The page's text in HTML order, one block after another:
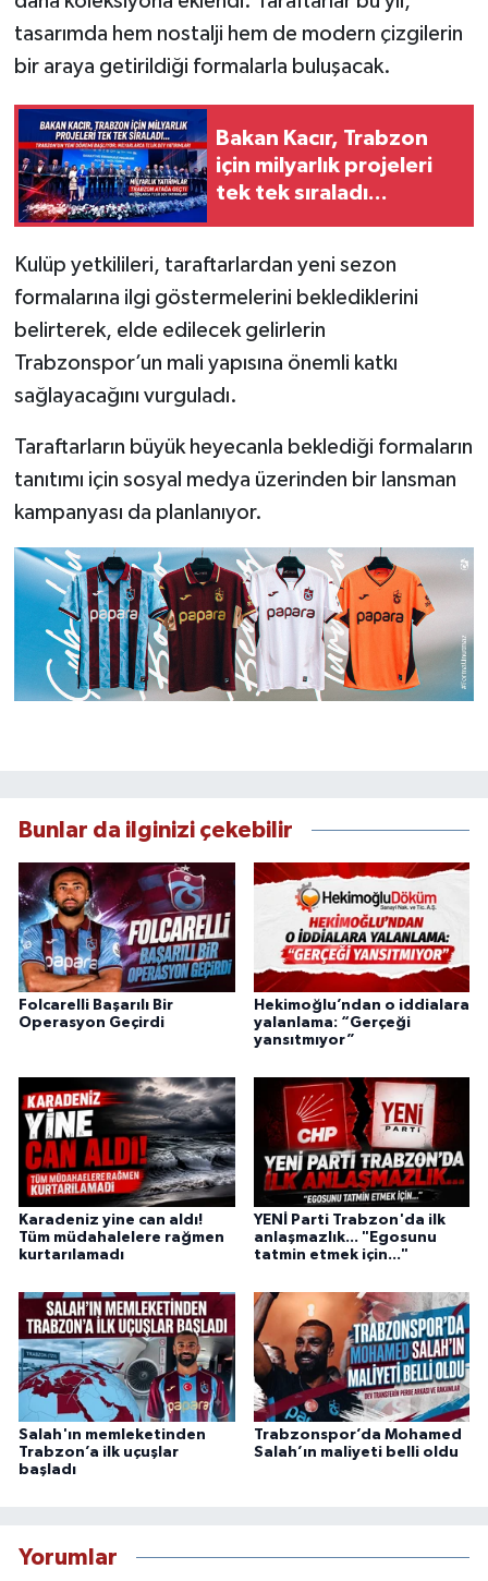
tasarımda hem nostalji hem de modern çizgilerin
bir araya getirildiği formalarla buluşacak.
Bakan Kacır, Trabzon
için milyarlık projeleri
tek tek sıraladı...
Kulüp yetkilileri, taraftarlardan yeni sezon
formalarına ilgi göstermelerini beklediklerini
belirterek, elde edilecek gelirlerin
Trabzonspor’un mali yapısına önemli katkı
sağlayacağını vurguladı.
Taraftarların büyük heyecanla beklediği formaların
tanıtımı için sosyal medya üzerinden bir lansman
kampanyası da planlanıyor.
Bunlar da ilginizi çekebilir
Folcarelli Başarılı Bir
Operasyon Geçirdi
Hekimoğlu’ndan o iddialara
yalanlama: “Gerçeği
yansıtmıyor”
Karadeniz yine can aldı!
Tüm müdahalelere rağmen
kurtarılamadı
YENİ Parti Trabzon'da ilk
anlaşmazlık... "Egosunu
tatmin etmek için..."
Salah'ın memleketinden
Trabzon’a ilk uçuşlar
başladı
Trabzonspor’da Mohamed
Salah’ın maliyeti belli oldu
Yorumlar